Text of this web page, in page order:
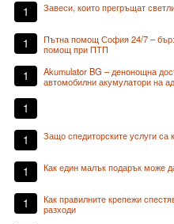
1 Завеси, които прегръщат
1
Пътна помощ София 24/7 –
помощ при ПТП
1
Akumulator BG – денонощна
автомобилни акумулатори на
1
1 Защо спедиторските услуги са
1 Как един малък подарък може
1
Как правилните крепежи
разходи